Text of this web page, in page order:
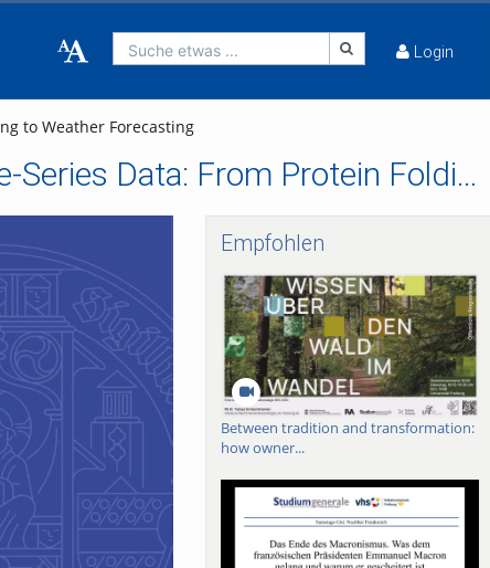
Suche etwas ... Login
to Weather Forecasting
Modeling of Equilibrium and Non-Equilibrium Time-Series Data: From Protein Folding to Weather Forecasting
Empfohlen
Between tradition and transformation:
how owner...